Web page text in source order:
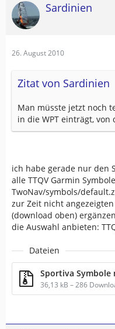
Sardinien
26. August 2010
Zitat von Sardinien
Man müsste jetzt noch
in die WPT einträgt,
ich habe gerade nur den
alle TTQV Garmin
TwoNav/symbols/
zur Zeit nicht angezeigten
(download oben)
die Auswahl anbieten:
Dateien
36,13 kB – 286